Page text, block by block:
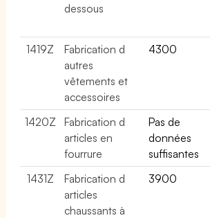
dessous
1419Z
Fabrication d
autres
vêtements et
accessoires
4300
1420Z
Fabrication d
articles en
fourrure
Pas de
données
suffisantes
1431Z
Fabrication d
articles
chaussants à
3900